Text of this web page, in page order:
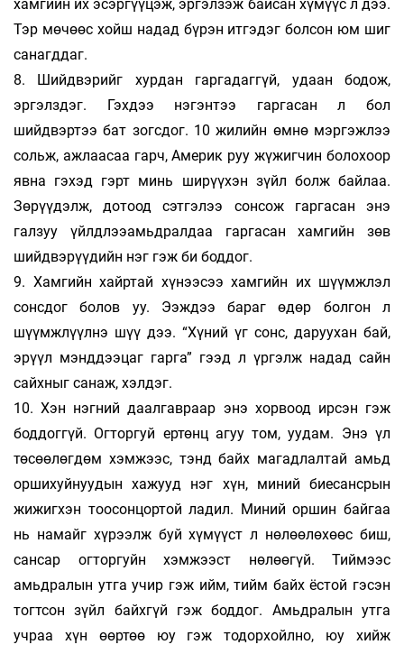
хамгийн их эсэргүүцэж, эргэлзэж байсан хүмүүс л дээ.
Тэр мөчөөс хойш надад бүрэн итгэдэг болсон юм шиг
санагддаг.
8. Шийдвэрийг хурдан гаргадаггүй, удаан бодож,
эргэлздэг. Гэхдээ нэгэнтээ гаргасан л бол
шийдвэртээ бат зогсдог. 10 жилийн өмнө мэргэжлээ
сольж, ажлаасаа гарч, Америк руу жүжигчин болохоор
явна гэхэд гэрт минь ширүүхэн зүйл болж байлаа.
Зөрүүдэлж, дотоод сэтгэлээ сонсож гаргасан энэ
галзуу үйлдлээамьдралдаа гаргасан хамгийн зөв
шийдвэрүүдийн нэг гэж би боддог.
9. Хамгийн хайртай хүнээсээ хамгийн их шүүмжлэл
сонсдог болов уу. Ээждээ бараг өдөр болгон л
шүүмжлүүлнэ шүү дээ. “Хүний үг сонс, даруухан бай,
эрүүл мэнддээцаг гарга” гээд л үргэлж надад сайн
сайхныг санаж, хэлдэг.
10. Хэн нэгний даалгавраар энэ хорвоод ирсэн гэж
боддоггүй. Огторгуй ертөнц агуу том, уудам. Энэ үл
төсөөлөгдөм хэмжээс, тэнд байх магадлалтай амьд
оршихуйнуудын хажууд нэг хүн, миний биесансрын
жижигхэн тоосонцортой ладил. Миний оршин байгаа
нь намайг хүрээлж буй хүмүүст л нөлөөлөхөөс биш,
сансар огторгуйн хэмжээст нөлөөгүй. Тиймээс
амьдралын утга учир гэж ийм, тийм байх ёстой гэсэн
тогтсон зүйл байхгүй гэж боддог. Амьдралын утга
учраа хүн өөртөө юу гэж тодорхойлно, юу хийж